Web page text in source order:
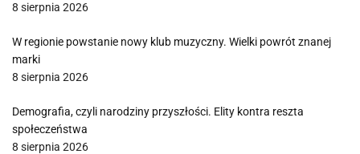
8 sierpnia 2026
W regionie powstanie nowy klub muzyczny. Wielki powrót znanej
marki
8 sierpnia 2026
Demografia, czyli narodziny przyszłości. Elity kontra reszta
społeczeństwa
8 sierpnia 2026